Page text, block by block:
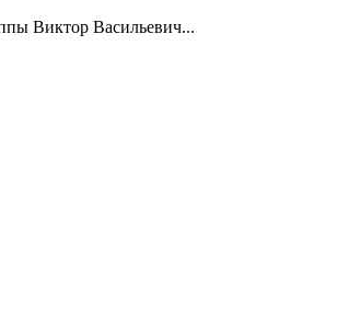
Виктор Васильевич...